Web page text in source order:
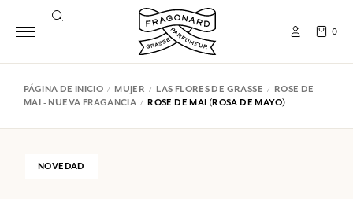
0
PÁGINA DE INICIO MUJER LAS FLORES DE GRASSE
ROSE DE
MAI - NUEVA FRAGANCIA
ROSE DE MAI (ROSA DE MAYO)
NOVEDAD